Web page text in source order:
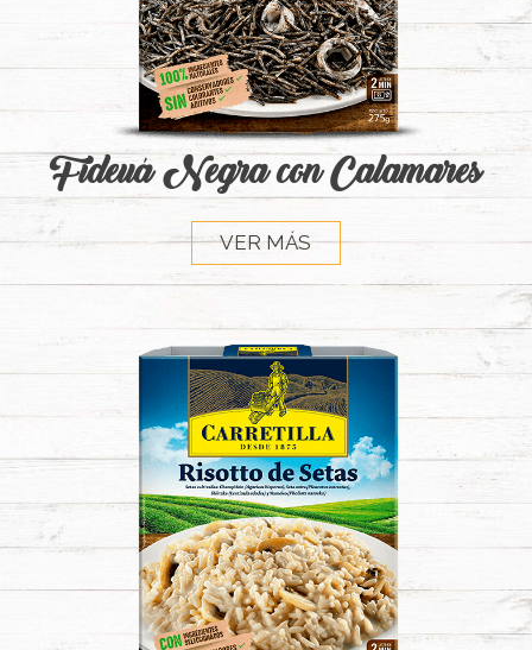
Fideuá Negra con Calamares
VER MÁS